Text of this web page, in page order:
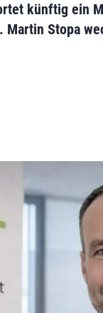
künftig ein
Stopa